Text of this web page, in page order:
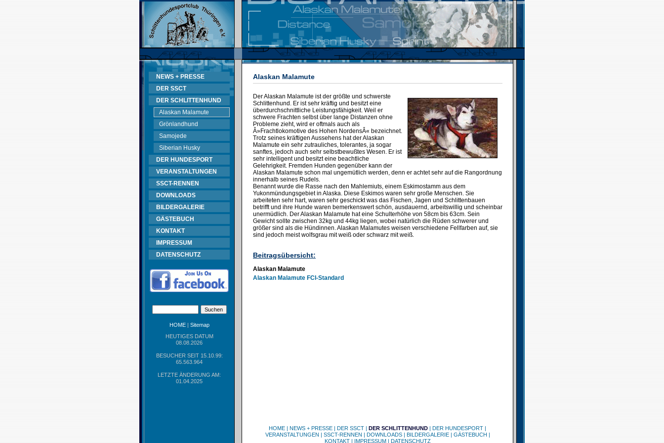
NEWS + PRESSE
DER SSCT
DER SCHLITTENHUND
Alaskan Malamute
Grönlandhund
Samojede
Siberian Husky
DER HUNDESPORT
VERANSTALTUNGEN
SSCT-RENNEN
DOWNLOADS
BILDERGALERIE
GÄSTEBUCH
KONTAKT
IMPRESSUM
DATENSCHUTZ
HOME| Sitemap
HEUTIGES DATUM
08.08.2026
BESUCHER SEIT 15.10.99:
65.563.964
LETZTE ÄNDERUNG AM:
01.04.2025
Alaskan Malamute
Der Alaskan Malamute ist der größte und schwerste
Schlittenhund. Er ist sehr kräftig und besitzt eine
überdurchschnittliche Leistungsfähigkeit. Weil er
schwere Frachten selbst über lange Distanzen ohne
Probleme zieht, wird er oftmals auch als
Â»Frachtlokomotive des Hohen NordensÂ« bezeichnet.
Trotz seines kräftigen Aussehens hat der Alaskan
Malamute ein sehr zutrauliches, tolerantes, ja sogar
sanftes, jedoch auch sehr selbstbewußtes Wesen. Er ist
sehr intelligent und besitzt eine beachtliche
Gelehrigkeit. Fremden Hunden gegenüber kann der
Alaskan Malamute schon mal ungemütlich werden, denn er achtet sehr auf die Rangordnung
innerhalb seines Rudels.
Benannt wurde die Rasse nach den Mahlemiuts, einem Eskimostamm aus dem
Yukonmündungsgebiet in Alaska. Diese Eskimos waren sehr große Menschen. Sie
arbeiteten sehr hart, waren sehr geschickt was das Fischen, Jagen und Schlittenbauen
betrifft und ihre Hunde waren bemerkenswert schön, ausdauernd, arbeitswillig und scheinbar
unermüdlich. Der Alaskan Malamute hat eine Schulterhöhe von 58cm bis 63cm. Sein
Gewicht sollte zwischen 32kg und 44kg liegen, wobei natürlich die Rüden schwerer und
größer sind als die Hündinnen. Alaskan Malamutes weisen verschiedene Fellfarben auf, sie
sind jedoch meist wolfsgrau mit weiß oder schwarz mit weiß.
Beitragsübersicht:
Alaskan Malamute
Alaskan Malamute FCI-Standard
HOME | NEWS + PRESSE | DER SSCT | DER SCHLITTENHUND | DER HUNDESPORT |
VERANSTALTUNGEN | SSCT-RENNEN | DOWNLOADS| BILDERGALERIE| GÄSTEBUCH |
KONTAKT| IMPRESSUM| DATENSCHUTZ